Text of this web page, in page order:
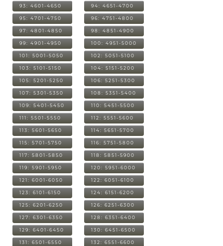
93: 4601-4650 94: 4651-4700
95: 4701-4750 96: 4751-4800
97: 4801-4850 98: 4851-4900
99: 4901-4950 100: 4951-5000
101: 5001-5050 102: 5051-5100
103: 5101-5150 104: 5151-5200
105: 5201-5250 106: 5251-5300
107: 5301-5350 108: 5351-5400
109: 5401-5450 110: 5451-5500
111: 5501-5550 112: 5551-5600
113: 5601-5650 114: 5651-5700
115: 5701-5750 116: 5751-5800
117: 5801-5850 118: 5851-5900
119: 5901-5950 120: 5951-6000
121: 6001-6050 122: 6051-6100
123: 6101-6150 124: 6151-6200
125: 6201-6250 126: 6251-6300
127: 6301-6350 128: 6351-6400
129: 6401-6450 130: 6451-6500
131: 6501-6550 132: 6551-6600